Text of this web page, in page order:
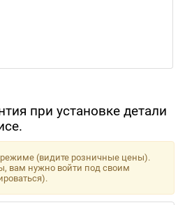
при установке детали
режиме (видите розничные цены).
вам нужно войти под своим